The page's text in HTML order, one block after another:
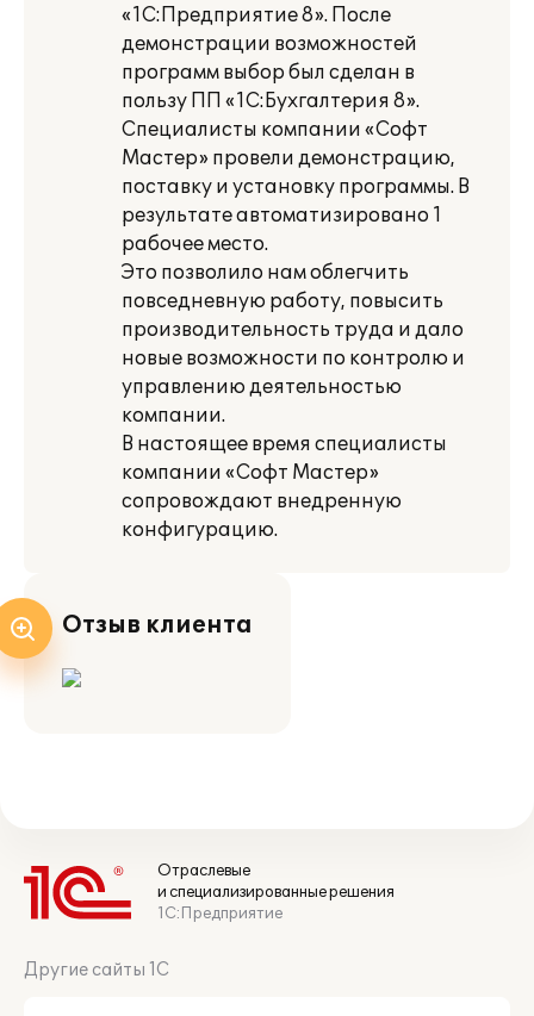
«1С:Предприятие 8». После
демонстрации возможностей
программ выбор был сделан в
пользу ПП «1С:Бухгалтерия 8».
Специалисты компании «Софт
Мастер» провели демонстрацию,
поставку и установку программы. В
результате автоматизировано 1
рабочее место.
Это позволило нам облегчить
повседневную работу, повысить
производительность труда и дало
новые возможности по контролю и
управлению деятельностью
компании.
В настоящее время специалисты
компании «Софт Мастер»
сопровождают внедренную
конфигурацию.
Отзыв клиента
Отраслевые
и специализированные решения
1С:Предприятие
Другие сайты 1С